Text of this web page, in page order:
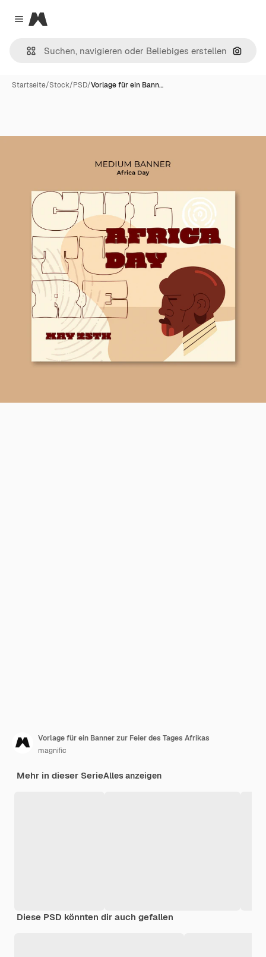
Close menu
Magnific
Nach
Startseite/Stock/PSD/Vorlage für ein Bann…
Vorlage für ein Banner zur Feier des Tages Afrikas
magnific
Mehr in dieser SerieAlles anzeigen
Diese PSD könnten dir auch gefallen